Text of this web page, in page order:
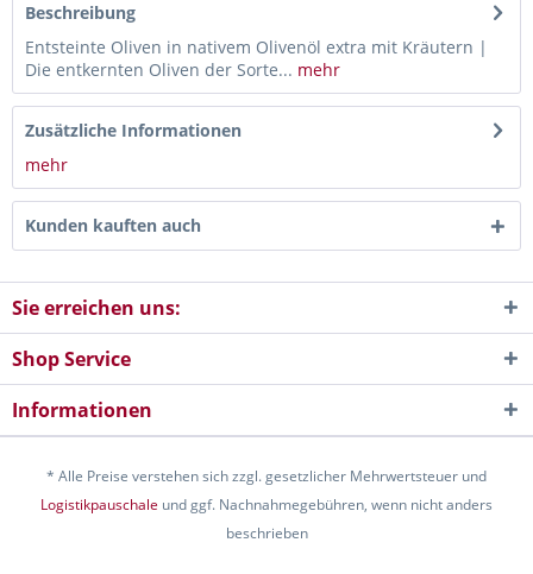
Beschreibung
Entsteinte Oliven in nativem Olivenöl extra mit Kräutern |
Die entkernten Oliven der Sorte... mehr
Zusätzliche Informationen
mehr
Kunden kauften auch
Sie erreichen uns:
Shop Service
Informationen
* Alle Preise verstehen sich zzgl. gesetzlicher Mehrwertsteuer und
Logistikpauschale und ggf. Nachnahmegebühren, wenn nicht anders
beschrieben